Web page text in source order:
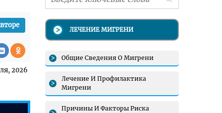
2026
ЛЕЧЕНИЕ МИГРЕНИ
Общие Сведения О Мигрени
Лечение И Профилактика
Мигрени
Причины И Факторы Риска